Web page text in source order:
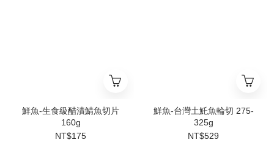
鮮魚-生食級醋漬鯖魚切片
160g
NT$175
鮮魚-台灣土魠魚輪切 275-
325g
NT$529